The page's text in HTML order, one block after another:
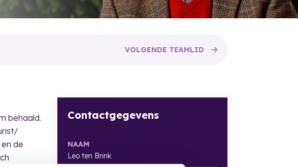
VOLGENDE TEAMLID
behaald.
de
Contactgegevens
NAAM
Leo ten Brink